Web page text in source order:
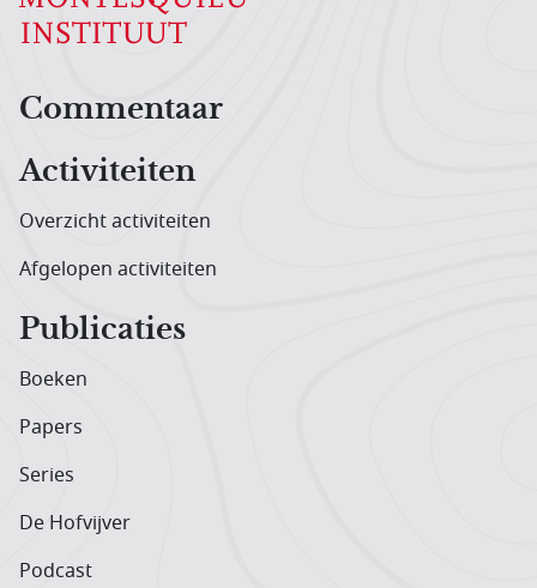
Hoofdnavigatiemenu
Commentaar
Activiteiten
Overzicht activiteiten
Afgelopen activiteiten
Publicaties
Boeken
Papers
Series
De Hofvijver
Podcast